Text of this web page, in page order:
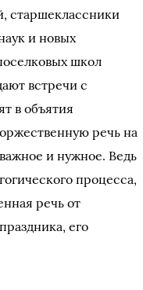
старшеклассники
и новых
школ
встречи с
в объятия
речь на
и нужное. Ведь
процесса,
речь от
его